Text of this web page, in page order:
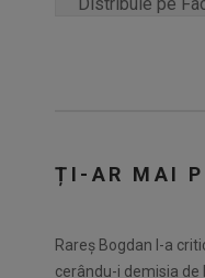
ȚI-AR MAI
Rareș Bogdan l-a
cerându-i demisia de